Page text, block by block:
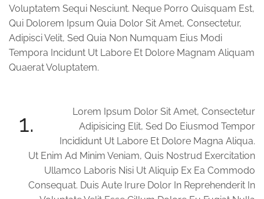
Voluptatem Sequi Nesciunt. Neque Porro Quisquam Est,
Qui Dolorem Ipsum Quia Dolor Sit Amet, Consectetur,
Adipisci Velit, Sed Quia Non Numquam Eius Modi
Tempora Incidunt Ut Labore Et Dolore Magnam Aliquam
Quaerat Voluptatem.
1.
Lorem Ipsum Dolor Sit Amet, Consectetur
Adipisicing Elit, Sed Do Eiusmod Tempor
Incididunt Ut Labore Et Dolore Magna Aliqua.
Ut Enim Ad Minim Veniam, Quis Nostrud Exercitation
Ullamco Laboris Nisi Ut Aliquip Ex Ea Commodo
Consequat. Duis Aute Irure Dolor In Reprehenderit In